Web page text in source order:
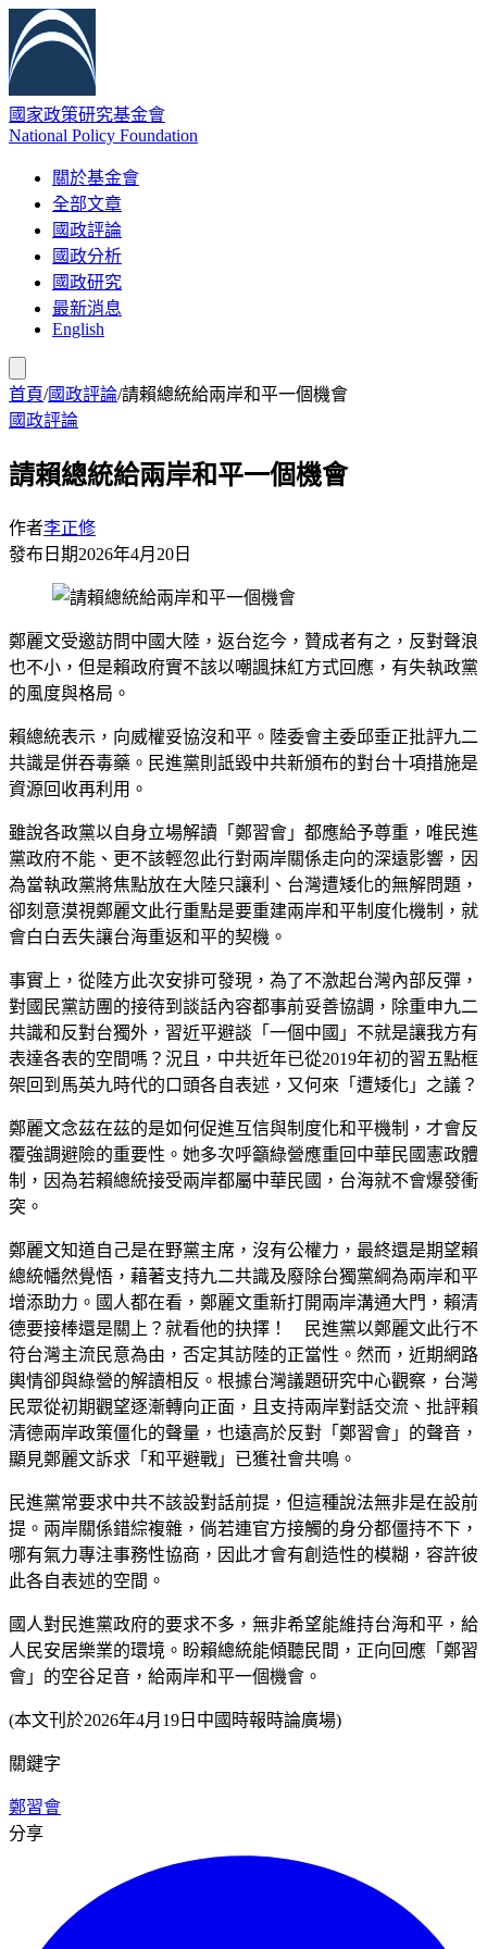
國家政策研究基金會
National Policy Foundation
關於基金會
全部文章
國政評論
國政分析
國政研究
最新消息
English
首頁/國政評論/請賴總統給兩岸和平一個機會
國政評論
請賴總統給兩岸和平一個機會
作者李正修
發布日期2026年4月20日
鄭麗文受邀訪問中國大陸，返台迄今，贊成者有之，反對聲浪
也不小，但是賴政府實不該以嘲諷抹紅方式回應，有失執政黨
的風度與格局。
賴總統表示，向威權妥協沒和平。陸委會主委邱垂正批評九二
共識是併吞毒藥。民進黨則詆毀中共新頒布的對台十項措施是
資源回收再利用。
雖說各政黨以自身立場解讀「鄭習會」都應給予尊重，唯民進
黨政府不能、更不該輕忽此行對兩岸關係走向的深遠影響，因
為當執政黨將焦點放在大陸只讓利、台灣遭矮化的無解問題，
卻刻意漠視鄭麗文此行重點是要重建兩岸和平制度化機制，就
會白白丟失讓台海重返和平的契機。
事實上，從陸方此次安排可發現，為了不激起台灣內部反彈，
對國民黨訪團的接待到談話內容都事前妥善協調，除重申九二
共識和反對台獨外，習近平避談「一個中國」不就是讓我方有
表達各表的空間嗎？況且，中共近年已從2019年初的習五點框
架回到馬英九時代的口頭各自表述，又何來「遭矮化」之議？
鄭麗文念茲在茲的是如何促進互信與制度化和平機制，才會反
覆強調避險的重要性。她多次呼籲綠營應重回中華民國憲政體
制，因為若賴總統接受兩岸都屬中華民國，台海就不會爆發衝
突。
鄭麗文知道自己是在野黨主席，沒有公權力，最終還是期望賴
總統幡然覺悟，藉著支持九二共識及廢除台獨黨綱為兩岸和平
增添助力。國人都在看，鄭麗文重新打開兩岸溝通大門，賴清
德要接棒還是關上？就看他的抉擇！ 民進黨以鄭麗文此行不
符台灣主流民意為由，否定其訪陸的正當性。然而，近期網路
輿情卻與綠營的解讀相反。根據台灣議題研究中心觀察，台灣
民眾從初期觀望逐漸轉向正面，且支持兩岸對話交流、批評賴
清德兩岸政策僵化的聲量，也遠高於反對「鄭習會」的聲音，
顯見鄭麗文訴求「和平避戰」已獲社會共鳴。
民進黨常要求中共不該設對話前提，但這種說法無非是在設前
提。兩岸關係錯綜複雜，倘若連官方接觸的身分都僵持不下，
哪有氣力專注事務性協商，因此才會有創造性的模糊，容許彼
此各自表述的空間。
國人對民進黨政府的要求不多，無非希望能維持台海和平，給
人民安居樂業的環境。盼賴總統能傾聽民間，正向回應「鄭習
會」的空谷足音，給兩岸和平一個機會。
(本文刊於2026年4月19日中國時報時論廣場)
關鍵字
鄭習會
分享